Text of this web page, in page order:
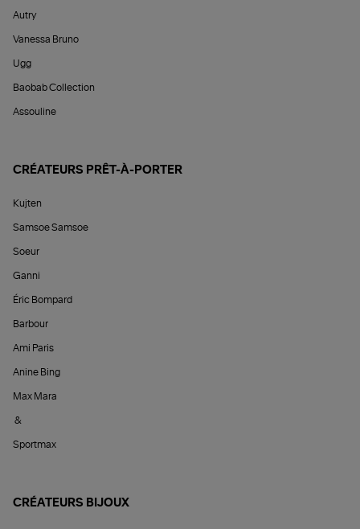
Autry
Vanessa Bruno
Ugg
Baobab Collection
Assouline
CRÉATEURS PRÊT-À-PORTER
Kujten
Samsoe Samsoe
Soeur
Ganni
Éric Bompard
Barbour
Ami Paris
Anine Bing
Max Mara
&
Sportmax
CRÉATEURS BIJOUX